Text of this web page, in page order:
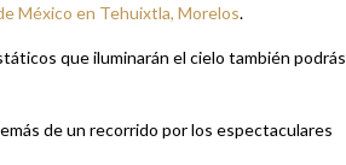
México en Tehuixtla, Morelos.
que iluminarán el cielo también podrás
de un recorrido por los espectaculares